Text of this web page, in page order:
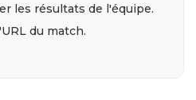
les résultats de l'équipe.
du match.